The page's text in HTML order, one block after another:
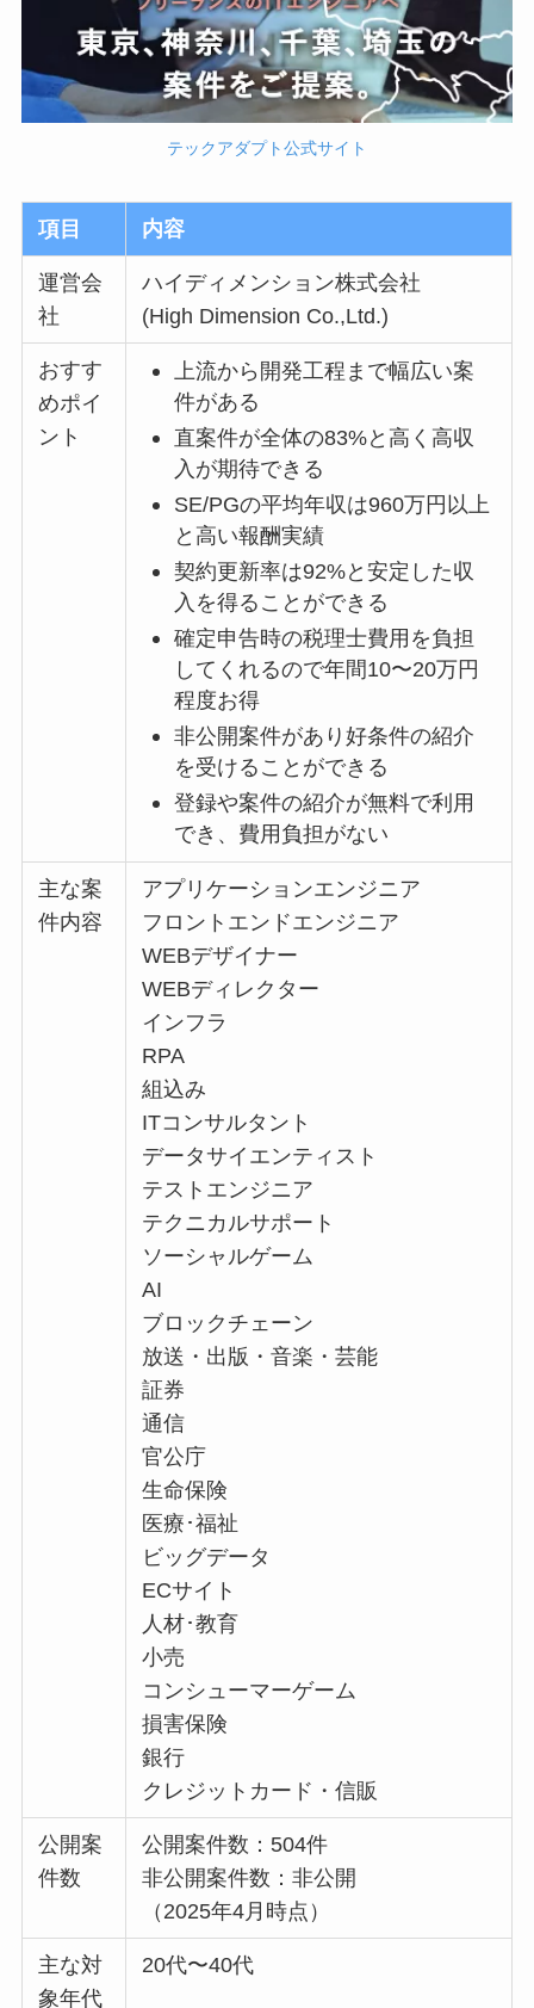
テックアダプト公式サイト
項目 内容
運営会
社
ハイディメンション株式会社
(High Dimension Co.,Ltd.)
おすす
めポイ
ント
上流から開発工程まで幅広い案
件がある
直案件が全体の83%と高く高収
入が期待できる
SE/PGの平均年収は960万円以上
と高い報酬実績
契約更新率は92%と安定した収
入を得ることができる
確定申告時の税理士費用を負担
してくれるので年間10〜20万円
程度お得
非公開案件があり好条件の紹介
を受けることができる
登録や案件の紹介が無料で利用
でき、費用負担がない
主な案
件内容
アプリケーションエンジニア
フロントエンドエンジニア
WEBデザイナー
WEBディレクター
インフラ
RPA
組込み
ITコンサルタント
データサイエンティスト
テストエンジニア
テクニカルサポート
ソーシャルゲーム
AI
ブロックチェーン
放送・出版・音楽・芸能
証券
通信
官公庁
生命保険
医療･福祉
ビッグデータ
ECサイト
人材･教育
小売
コンシューマーゲーム
損害保険
銀行
クレジットカード・信販
公開案
件数
公開案件数：504件
非公開案件数：非公開
（2025年4月時点）
主な対
象年代
20代〜40代